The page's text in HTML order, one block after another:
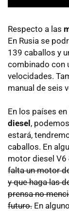
Respecto a las
En Rusia se
139 caballos y
combinado con
velocidades.
manual de seis
En los países
diesel,
estará,
caballos. En
motor diesel V6
falta un motor
y que haga las
prensa no
futuro. En